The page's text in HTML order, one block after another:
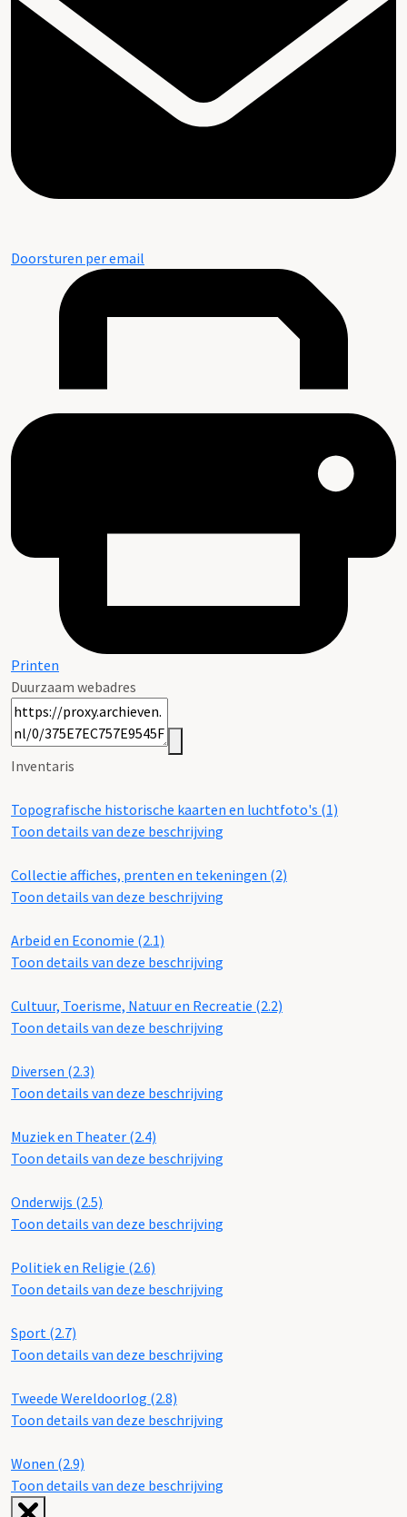
Doorsturen per email
Printen
Duurzaam webadres
Inventaris
Topografische historische kaarten en luchtfoto's (1)
Toon details van deze beschrijving
Collectie affiches, prenten en tekeningen (2)
Toon details van deze beschrijving
Arbeid en Economie (2.1)
Toon details van deze beschrijving
Cultuur, Toerisme, Natuur en Recreatie (2.2)
Toon details van deze beschrijving
Diversen (2.3)
Toon details van deze beschrijving
Muziek en Theater (2.4)
Toon details van deze beschrijving
Onderwijs (2.5)
Toon details van deze beschrijving
Politiek en Religie (2.6)
Toon details van deze beschrijving
Sport (2.7)
Toon details van deze beschrijving
Tweede Wereldoorlog (2.8)
Toon details van deze beschrijving
Wonen (2.9)
Toon details van deze beschrijving